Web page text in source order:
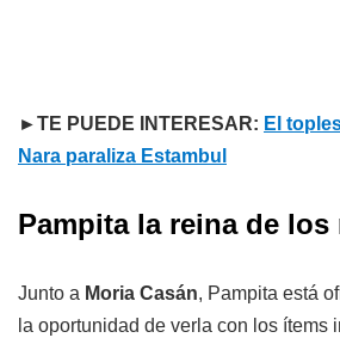
►TE PUEDE INTERESAR: El
Nara paraliza Estambul
Pampita la reina de los
Junto a Moria Casán, Pampita está
la oportunidad de verla con los ítems